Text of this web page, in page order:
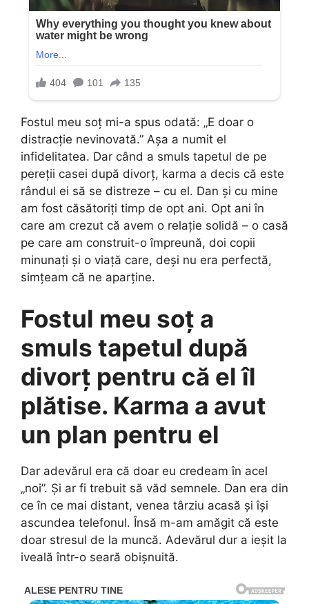
Fostul meu soț mi-a spus odată: „E doar o
distracție nevinovată.” Așa a numit el
infidelitatea. Dar când a smuls tapetul de pe
pereții casei după divorț, karma a decis că este
rândul ei să se distreze – cu el. Dan și cu mine
am fost căsătoriți timp de opt ani. Opt ani în
care am crezut că avem o relație solidă – o casă
pe care am construit-o împreună, doi copii
minunați și o viață care, deși nu era perfectă,
simțeam că ne aparține.
Fostul meu soț a
smuls tapetul după
divorț pentru că el îl
plătise. Karma a avut
un plan pentru el
Dar adevărul era că doar eu credeam în acel
„noi”. Și ar fi trebuit să văd semnele. Dan era din
ce în ce mai distant, venea târziu acasă și își
ascundea telefonul. Însă m-am amăgit că este
doar stresul de la muncă. Adevărul dur a ieșit la
iveală într-o seară obișnuită.